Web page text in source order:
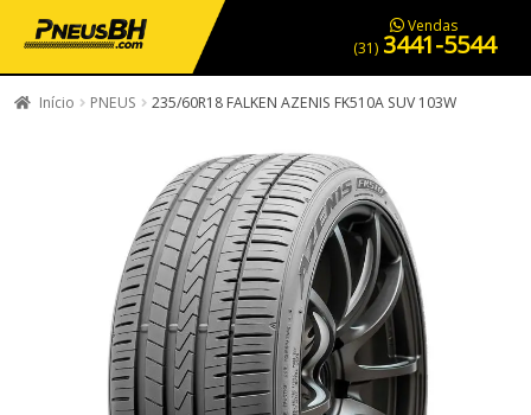
PNEUS EM OFERTA SERVIÇOS AUTOMOTIVOS NOSSA LOJA
Vendas
(31) 3441-5544
Início PNEUS 235/60R18 FALKEN AZENIS FK510A SUV 103W